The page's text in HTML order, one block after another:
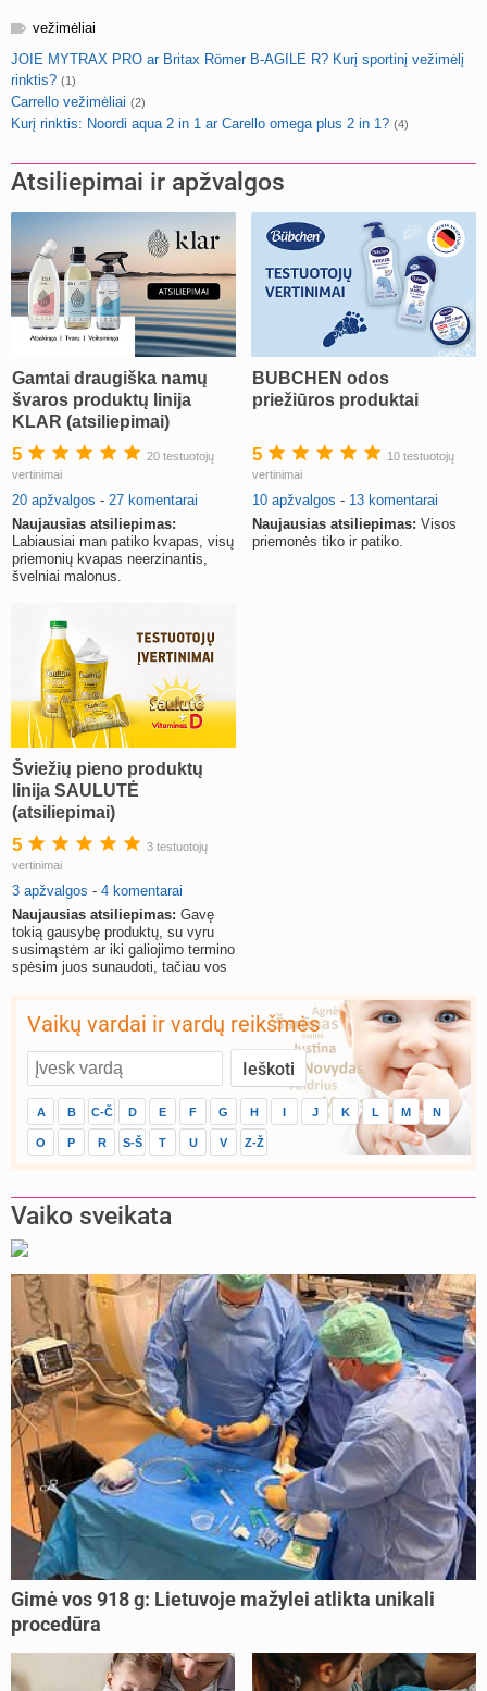
vežimėliai
JOIE MYTRAX PRO ar Britax Römer B-AGILE R? Kurį sportinį vežimėlį
rinktis? (1)
Carrello vežimėliai (2)
Kurį rinktis: Noordi aqua 2 in 1 ar Carello omega plus 2 in 1? (4)
Atsiliepimai ir apžvalgos
Gamtai draugiška namų
švaros produktų linija
KLAR (atsiliepimai)
5
20 testuotojų
vertinimai
20 apžvalgos - 27 komentarai
Naujausias atsiliepimas:
Labiausiai man patiko kvapas, visų
priemonių kvapas neerzinantis,
švelniai malonus.
BUBCHEN odos
priežiūros produktai
5
10 testuotojų
vertinimai
10 apžvalgos - 13 komentarai
Naujausias atsiliepimas: Visos
priemonės tiko ir patiko.
Šviežių pieno produktų
linija SAULUTĖ
(atsiliepimai)
5
3 testuotojų
vertinimai
3 apžvalgos - 4 komentarai
Naujausias atsiliepimas: Gavę
tokią gausybę produktų, su vyru
susimąstėm ar iki galiojimo termino
spėsim juos sunaudoti, tačiau vos
Vaikų vardai ir vardų reikšmės
A B C-Č D E F G H I J K L M N
O P R S-Š T U V Z-Ž
Vaiko sveikata
Gimė vos 918 g: Lietuvoje mažylei atlikta unikali
procedūra